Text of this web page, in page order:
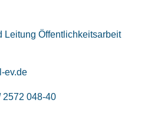
Leitung Öffentlichkeitsarbeit
ev.de
2572 048-40